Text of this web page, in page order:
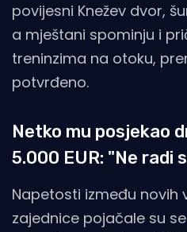
povijesni Knežev dvor,
a mještani spominju i
treninzima na otoku,
potvrđeno.
Netko mu posjekao
5.000 EUR: "Ne radi
Napetosti između novih
zajednice pojačale su